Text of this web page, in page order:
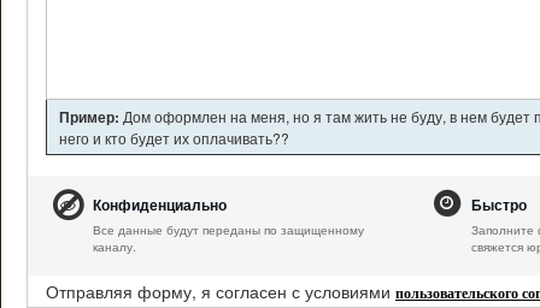
Пример: Дом оформлен на меня, но я там жить не буду, в нем будет
него и кто будет их оплачивать??
Конфиденциально
Все данные будут переданы по защищенному
каналу.
Быстро
Заполните
свяжется
Отправляя форму, я согласен с условиями пользовательского